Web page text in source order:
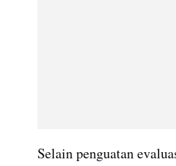
Selain penguatan